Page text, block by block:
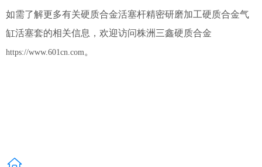
如需了解更多有关硬质合金活塞杆精密研磨加工硬质合金气
缸活塞套的相关信息，欢迎访问株洲三鑫硬质合金
https://www.601cn.com。